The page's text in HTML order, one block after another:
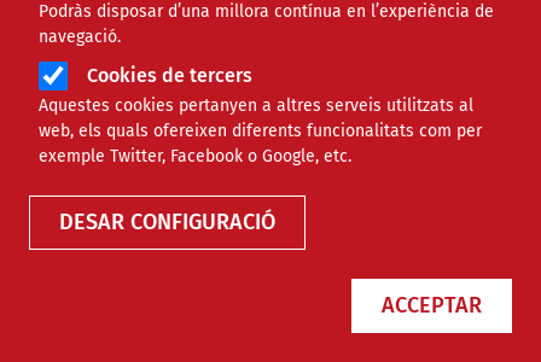
Podràs disposar d’una millora contínua en l’experiència de
navegació.
Cookies de tercers
Aquestes cookies pertanyen a altres serveis utilitzats al
web, els quals ofereixen diferents funcionalitats com per
exemple Twitter, Facebook o Google, etc.
DESAR CONFIGURACIÓ
ACCEPTAR
Finançament
Tipus